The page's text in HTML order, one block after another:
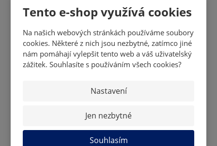
Tento e-shop využívá cookies
Na našich webových stránkách používáme soubory
cookies. Některé z nich jsou nezbytné, zatímco jiné
nám pomáhají vylepšit tento web a váš uživatelský
zážitek. Souhlasíte s používáním všech cookies?
Nastavení
Jen nezbytné
Souhlasím
Connor Bedard, Adam Fantilli, Logan Cooley, Luke Hughes,
Devon Levi, Yaroslav Askarov, Dustin Wolf, Šimon Němec,
Matthew Knies, Ridly Greig, Will Cuylle, Marco Kasper,
Matthew Coronato, Tyson Foerster, Luke Evangelista, Kevin
Korchinski, Connor Zary, Zach Benson, Matthew Poitras, Alex
Laferriere, Pavel Mintyukov, Martin Pospíšil.
Jiří Kulich, David Jiříček, Lukáš Rousek, Jiří Patera, Stanislav
Slafkovský, Martin Pospíšil, Samuel Kňažko.